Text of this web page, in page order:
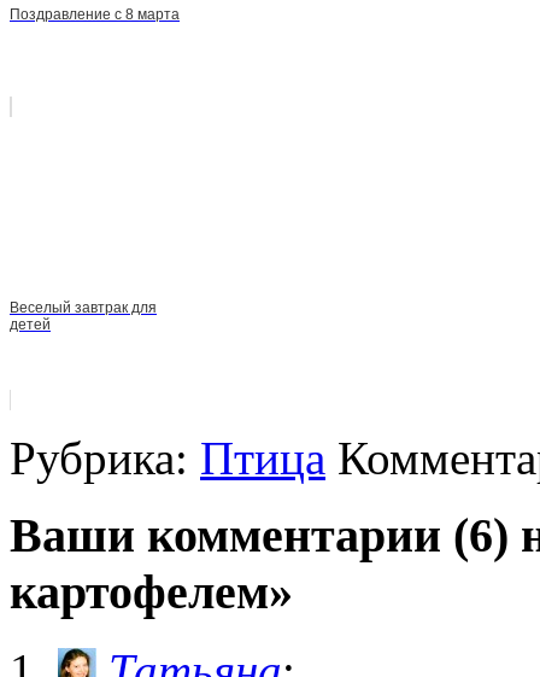
Поздравление с 8 марта
Веселый завтрак для
детей
Рубрика: Птица
Ваши комментарии (6)
картофелем»